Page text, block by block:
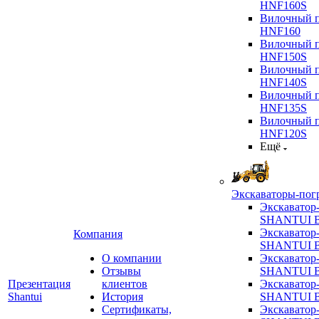
Презентация
Shantui
Компания
О компании
Отзывы
клиентов
История
Сертификаты,
HNF160S
Вилочный
HNF160
Вилочный
HNF150S
Вилочный
HNF140S
Вилочный
HNF135S
Вилочный
HNF120S
Ещё
Экскаваторы-
SHANTUI
SHANTUI
SHANTUI
SHANTUI